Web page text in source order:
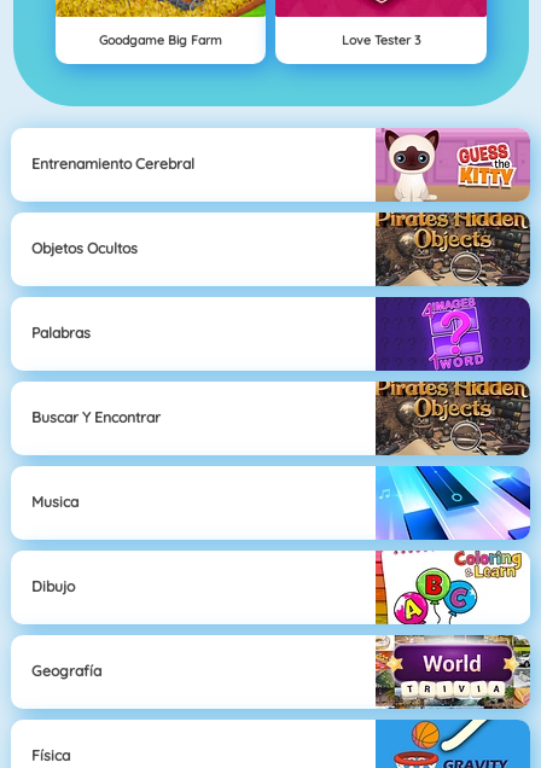
Goodgame Big Farm Love Tester 3
Entrenamiento Cerebral
Objetos Ocultos
Palabras
Buscar Y Encontrar
Musica
Dibujo
Geografía
Física